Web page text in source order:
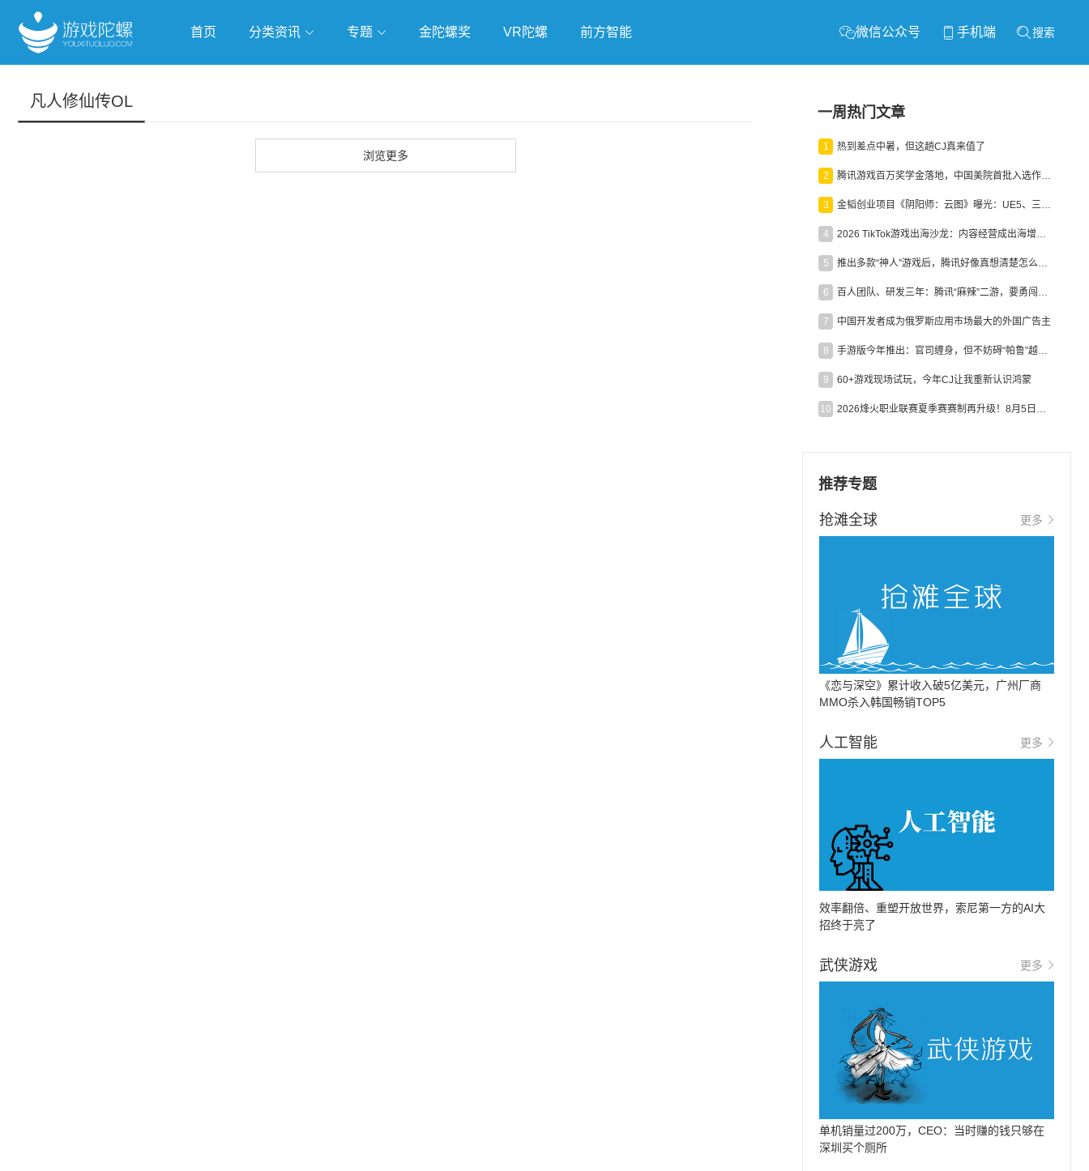
首页 分类资讯 专题 金陀螺奖 VR陀螺 前方智能 微信公众号 手机端 搜索
凡人修仙传OL
浏览更多
一周热门文章
1 热到差点中暑，但这趟CJ真来值了
2 腾讯游戏百万奖学金落地，中国美院首批入选作品获业内关注
3 金韬创业项目《阴阳师：云图》曝光：UE5、三端互通、ARPG
4 2026 TikTok游戏出海沙龙：内容经营成出海增长新引擎
5 推出多款“神人”游戏后，腾讯好像真想清楚怎么做二次元了
6 百人团队、研发三年：腾讯“麻辣”二游，要勇闯男性恋爱市场
7 中国开发者成为俄罗斯应用市场最大的外国广告主
8 手游版今年推出：官司缠身，但不妨碍“帕鲁”越来越火
9 60+游戏现场试玩，今年CJ让我重新认识鸿蒙
10 2026烽火职业联赛夏季赛赛制再升级！8月5日起24支战队集结开战！
推荐专题
抢滩全球 更多
《恋与深空》累计收入破5亿美元，广州厂商
MMO杀入韩国畅销TOP5
人工智能 更多
效率翻倍、重塑开放世界，索尼第一方的AI大
招终于亮了
武侠游戏 更多
单机销量过200万，CEO：当时赚的钱只够在
深圳买个厕所